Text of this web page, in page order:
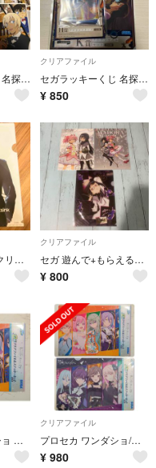
セガラッキーくじ 名探偵コナン メモリアルカットFILE.3 J,K賞
クリアファイル
セガラッキーくじ 名探偵コナン メモリアルカットFILE.3 H,I,K賞
¥ 850
龍が如く7外伝 クリアファイル
クリアファイル
セガ 遊んで+もらえるまどか☆マギカキャンペーン A4クリアファイル 3種セット
¥ 800
プロセカ ワンダショ クリアファイル＆ステッカーセット セガラッキーくじ
クリアファイル
プロセカ ワンダショ/ニーゴ クリアファイル＆ステッカーセット セガラッキーくじ
¥ 980